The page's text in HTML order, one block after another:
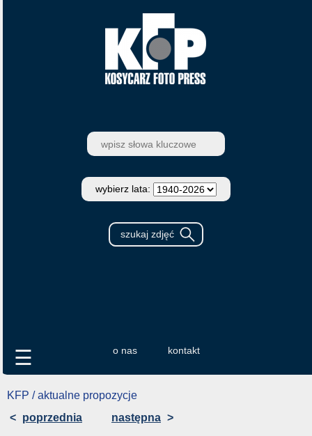
wybierz lata:
o nas kontakt
☰
KFP / aktualne propozycje
< poprzednia następna >